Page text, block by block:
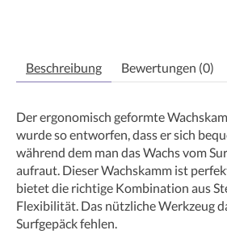
Beschreibung Bewertungen (0)
Der ergonomisch geformte
wurde so entworfen, dass er sich
während dem man das Wachs vom
aufraut. Dieser Wachskamm ist
bietet die richtige Kombination aus
Flexibilität. Das nützliche Werkzeug
Surfgepäck fehlen.